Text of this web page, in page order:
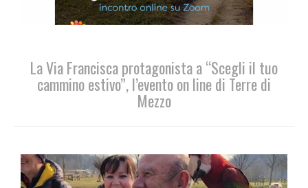
La Via Francisca protagonista a “Scegli il tuo
cammino estivo”, l’evento on line di Terre di
Mezzo